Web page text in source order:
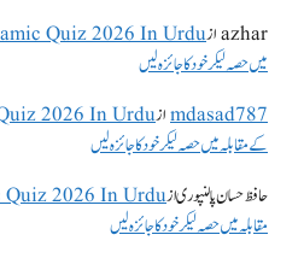
azharاز
میں حصہ لیکر خود کا جائزہ لیں
mdasad787از
کے مقابلہ میں حصہ لیکر خود کا جائزہ لیں
حافظ حسان پالنپوریاز
مقابلہ میں حصہ لیکر خود کا جائزہ لیں